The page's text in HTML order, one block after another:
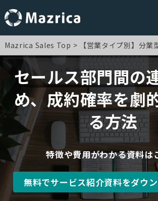
Skip
to
content
Mazrica Sales Top 【営業タイプ別】分業
セールス部門間の
め、成約確率を劇
る方法
特徴や費用がわかる資料は
無料でサービス紹介資料をダウ